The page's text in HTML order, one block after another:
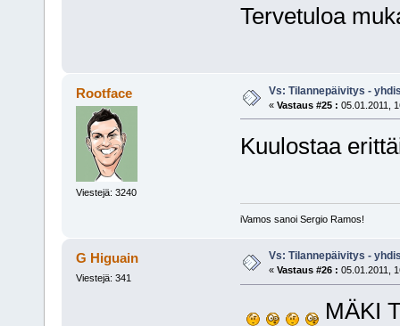
Tervetuloa
Rootface
Viestejä: 3240
Vs: Tilannepäivitys -
« Vastaus #25 : 05.01.2011,
Kuulostaa
iVamos sanoi Sergio Ramos!
G Higuain
Viestejä: 341
Vs: Tilannepäivitys -
« Vastaus #26 : 05.01.2011,
MÄKI